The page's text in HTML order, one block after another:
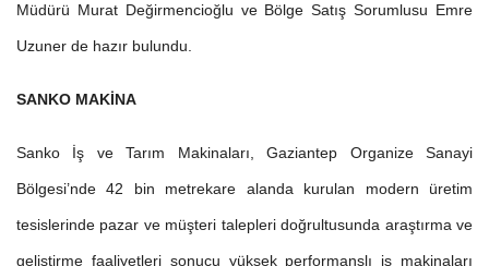
Müdürü Murat Değirmencioğlu ve Bölge Satış Sorumlusu Emre
Uzuner de hazır bulundu.
SANKO MAKİNA
Sanko İş ve Tarım Makinaları, Gaziantep Organize Sanayi
Bölgesi’nde 42 bin metrekare alanda kurulan modern üretim
tesislerinde pazar ve müşteri talepleri doğrultusunda araştırma ve
geliştirme faaliyetleri sonucu yüksek performanslı iş makinaları